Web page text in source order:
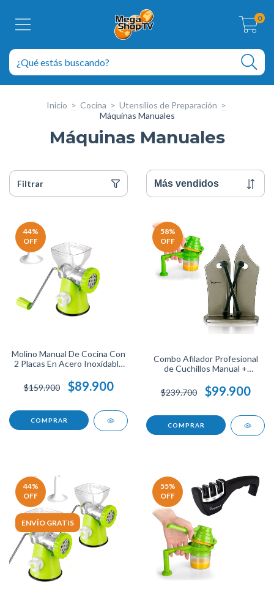
0
Inicio > Cocina > Utensilios de Preparación >
Máquinas Manuales
Máquinas Manuales
Filtrar
44%
OFF
Molino Manual De Cocina Con
2 Placas En Acero Inoxidable
Granos Base Antideslizante,
Fácil De Usar Y Lavar
$159.900 $89.900
58%
OFF
Combo Afilador Profesional
de Cuchillos Manual +
y Limón Ideal para Cocina,
Fácil de Usar, Compactos y
$239.700 $99.900
44%
OFF
ENVÍO GRATIS
55%
OFF